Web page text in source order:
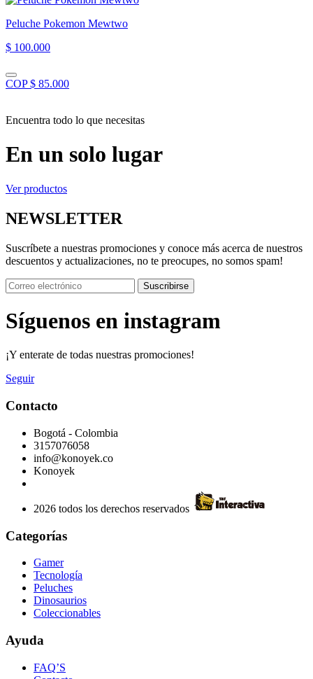
Peluche Pokemon Mewtwo
$ 100.000
COP $ 85.000
Encuentra todo lo que necesitas
En un solo lugar
Ver productos
NEWSLETTER
Suscríbete a nuestras promociones y conoce más acerca de nuestros
descuentos y actualizaciones, no te preocupes, no somos spam!
Suscribirse
Síguenos en instagram
¡Y enterate de todas nuestras promociones!
Seguir
Contacto
Bogotá - Colombia
3157076058
info@konoyek.co
Konoyek
2026 todos los derechos reservados
Categorías
Gamer
Tecnología
Peluches
Dinosaurios
Coleccionables
Ayuda
FAQ’S